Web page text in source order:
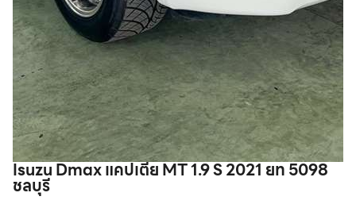
Isuzu Dmax แคปเตี้ย MT 1.9 S 2021 ยท 5098
ชลบุรี